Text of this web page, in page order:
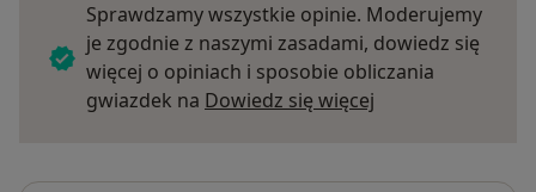
Sprawdzamy wszystkie opinie. Moderujemy
je zgodnie z naszymi zasadami, dowiedz się
więcej o opiniach i sposobie obliczania
gwiazdek na Dowiedz się więcej